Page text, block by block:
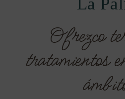
Ofrezco
tratamientos